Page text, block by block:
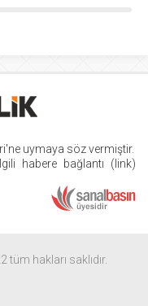
'ne uymaya söz vermiştir.
habere bağlantı (link)
hakları saklıdır.